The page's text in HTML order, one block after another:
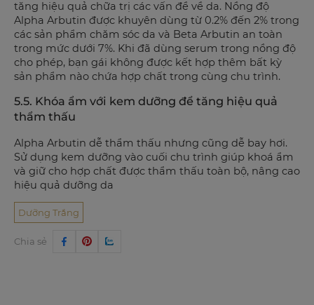
tăng hiệu quả chữa trị các vấn đề về da. Nồng độ
Alpha Arbutin được khuyên dùng từ 0.2% đến 2% trong
các sản phẩm chăm sóc da và Beta Arbutin an toàn
trong mức dưới 7%. Khi đã dùng serum trong nồng độ
cho phép, bạn gái không được kết hợp thêm bất kỳ
sản phẩm nào chứa hợp chất trong cùng chu trình.
5.5. Khóa ẩm với kem dưỡng để tăng hiệu quả
thẩm thấu
Alpha Arbutin dễ thẩm thấu nhưng cũng dễ bay hơi.
Sử dụng kem dưỡng vào cuối chu trình giúp khoá ẩm
và giữ cho hợp chất được thẩm thấu toàn bộ, nâng cao
hiệu quả dưỡng da
Dưỡng Trắng
Chia sẻ